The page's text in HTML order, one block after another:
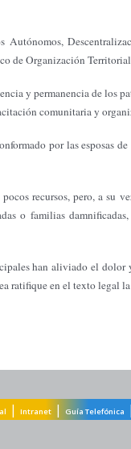
Autónomos,
de Organización
y permanencia de los
comunitaria y
por las esposas
recursos, pero, a su
o familias
han aliviado el dolor
ratifique en el texto legal
| Intranet | Guía Telefónica |